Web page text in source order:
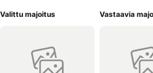
Valittu majoitus Vastaavia